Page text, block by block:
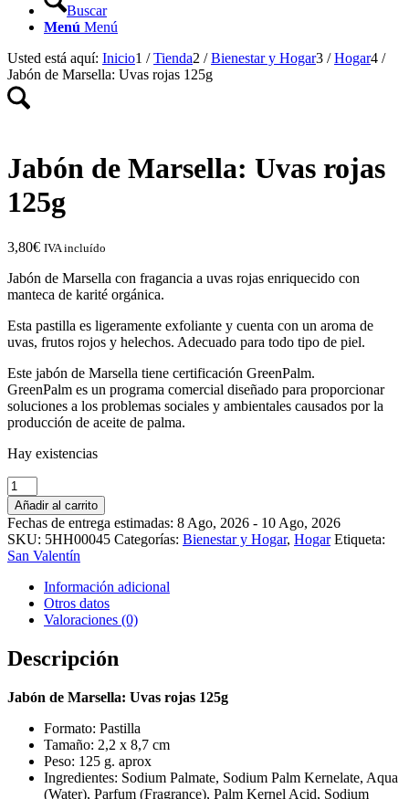
Buscar
Menú Menú
Usted está aquí: Inicio1 / Tienda2 / Bienestar y Hogar3 / Hogar4 /
Jabón de Marsella: Uvas rojas 125g
Jabón de Marsella: Uvas rojas
125g
3,80€ IVA incluído
Jabón de Marsella con fragancia a uvas rojas enriquecido con
manteca de karité orgánica.
Esta pastilla es ligeramente exfoliante y cuenta con un aroma de
uvas, frutos rojos y helechos. Adecuado para todo tipo de piel.
Este jabón de Marsella tiene certificación GreenPalm.
GreenPalm es un programa comercial diseñado para proporcionar
soluciones a los problemas sociales y ambientales causados por la
producción de aceite de palma.
Hay existencias
Jabón
de
Marsella:
Uvas
rojas
125g
cantidad
Añadir al carrito
Fechas de entrega estimadas: 8 Ago, 2026 - 10 Ago, 2026
SKU: 5HH00045 Categorías: Bienestar y Hogar, Hogar Etiqueta:
San Valentín
Información adicional
Otros datos
Valoraciones (0)
Descripción
Jabón de Marsella: Uvas rojas 125g
Formato: Pastilla
Tamaño: 2,2 x 8,7 cm
Peso: 125 g. aprox
Ingredientes: Sodium Palmate, Sodium Palm Kernelate, Aqua
(Water), Parfum (Fragrance), Palm Kernel Acid, Sodium